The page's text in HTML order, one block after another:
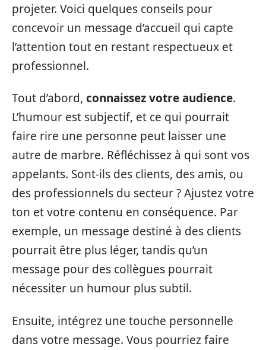
projeter. Voici quelques conseils pour
concevoir un message d’accueil qui capte
l’attention tout en restant respectueux et
professionnel.
Tout d’abord, connaissez votre audience.
L’humour est subjectif, et ce qui pourrait
faire rire une personne peut laisser une
autre de marbre. Réfléchissez à qui sont vos
appelants. Sont-ils des clients, des amis, ou
des professionnels du secteur ? Ajustez votre
ton et votre contenu en conséquence. Par
exemple, un message destiné à des clients
pourrait être plus léger, tandis qu’un
message pour des collègues pourrait
nécessiter un humour plus subtil.
Ensuite, intégrez une touche personnelle
dans votre message. Vous pourriez faire